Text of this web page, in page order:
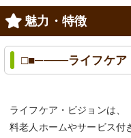
魅力・特徴
□■────ライフケア
ライフケア・ビジョンは、
料老人ホームやサービス付